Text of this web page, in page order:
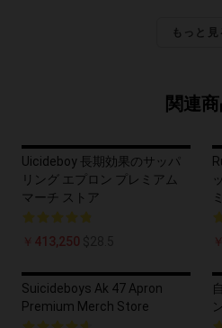
もっと見
関連
Uicideboy 長期効果のサッパ
リング エプロン プレミアム
マーチ ストア
￥413,250
Suicideboys Ak 47 Apron
Premium Merch Store